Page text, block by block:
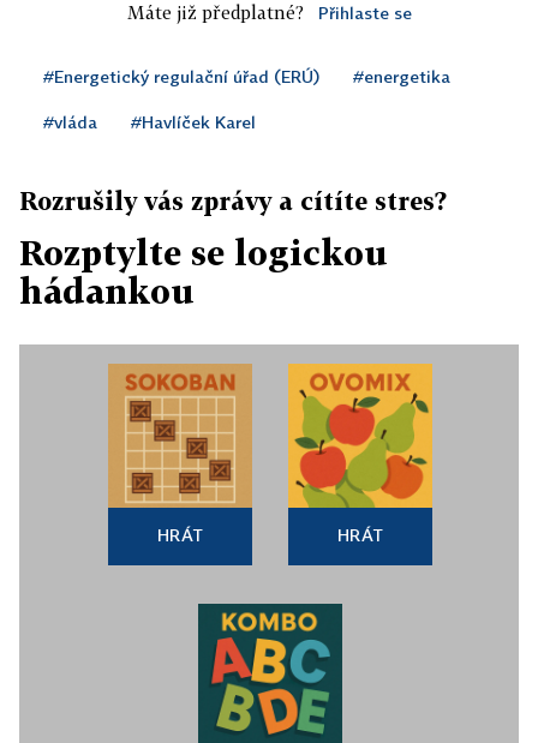
Máte již předplatné? Přihlaste se
#Energetický regulační úřad (ERÚ) #energetika
#vláda #Havlíček Karel
Rozrušily vás zprávy a cítíte stres?
Rozptylte se logickou
hádankou
HRÁT HRÁT